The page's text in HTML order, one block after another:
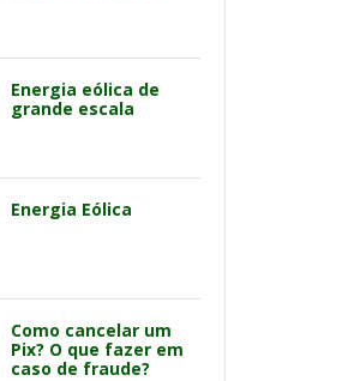
Energia eólica de
grande escala
Energia Eólica
Como cancelar um
Pix? O que fazer em
caso de fraude?